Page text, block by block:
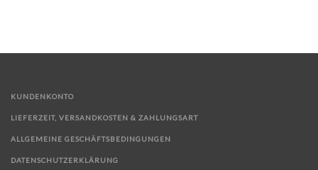
KUNDENKONTO
LIEFERZEIT, VERSANDKOSTEN & ZAHLUNGSART
ALLGEMEINE GESCHÄFTSBEDINGUNGEN
DATENSCHUTZERKLÄRUNG